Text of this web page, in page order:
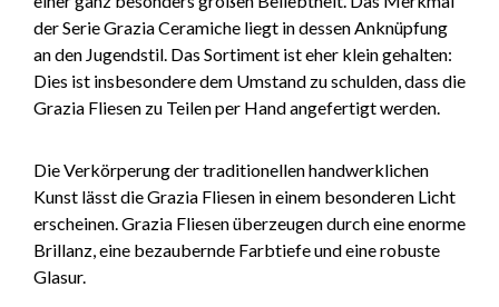
der Serie Grazia Ceramiche liegt in dessen Anknüpfung
an den Jugendstil. Das Sortiment ist eher klein gehalten:
Dies ist insbesondere dem Umstand zu schulden, dass die
Grazia Fliesen zu Teilen per Hand angefertigt werden.
Die Verkörperung der traditionellen handwerklichen
Kunst lässt die Grazia Fliesen in einem besonderen Licht
erscheinen. Grazia Fliesen überzeugen durch eine enorme
Brillanz, eine bezaubernde Farbtiefe und eine robuste
Glasur.